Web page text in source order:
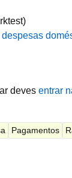
deves entrar
Pagamentos